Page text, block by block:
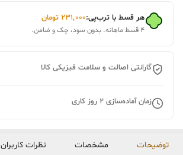
هر قسط با ترب‌پی:۲۳۱٬۰۰۰ تومان
۴ قسط ماهانه. بدون سود، چک و ضامن.
گارانتی اصالت و سلامت فیزیکی کالا
زمان آماده‌سازی 2 روز کاری
توضیحات مشخصات نظرات کاربران